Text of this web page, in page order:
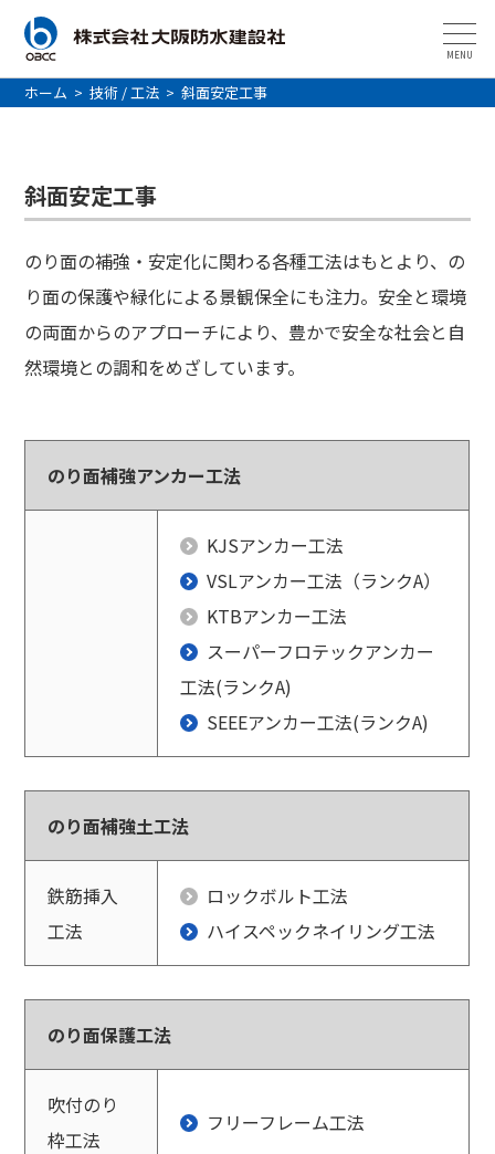
MENU
ホーム >技術 / 工法 >斜面安定工事
斜面安定工事
のり面の補強・安定化に関わる各種工法はもとより、の
り面の保護や緑化による景観保全にも注力。安全と環境
の両面からのアプローチにより、豊かで安全な社会と自
然環境との調和をめざしています。
のり面補強アンカー工法
KJSアンカー工法
VSLアンカー工法（ランクA）
KTBアンカー工法
スーパーフロテックアンカー
工法(ランクA)
SEEEアンカー工法(ランクA)
のり面補強土工法
鉄筋挿入
工法
ロックボルト工法
ハイスペックネイリング工法
のり面保護工法
吹付のり
枠工法
フリーフレーム工法